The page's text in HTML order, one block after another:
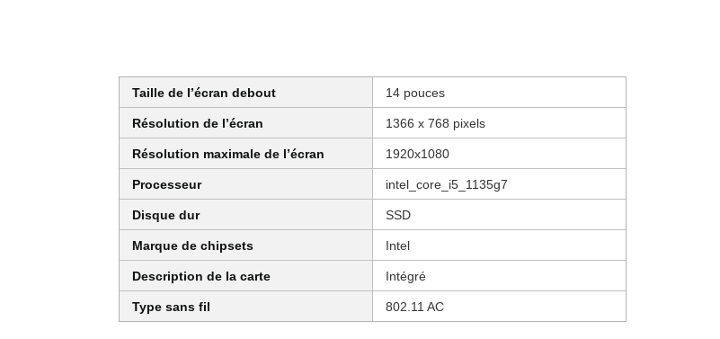
Taille de l’écran debout 14 pouces
Résolution de l’écran 1366 x 768 pixels
Résolution maximale de l’écran 1920x1080
Processeur intel_core_i5_1135g7
Disque dur SSD
Marque de chipsets Intel
Description de la carte Intégré
Type sans fil 802.11 AC